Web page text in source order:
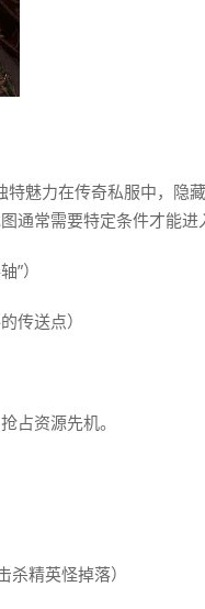
特魅力在传奇私服中，隐
通常需要特定条件才能进
”）
传送点）
占资源先机。
杀精英怪掉落）